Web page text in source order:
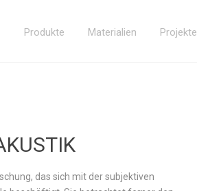
Produkte Materialien Projekte
das sich mit der subjektiven